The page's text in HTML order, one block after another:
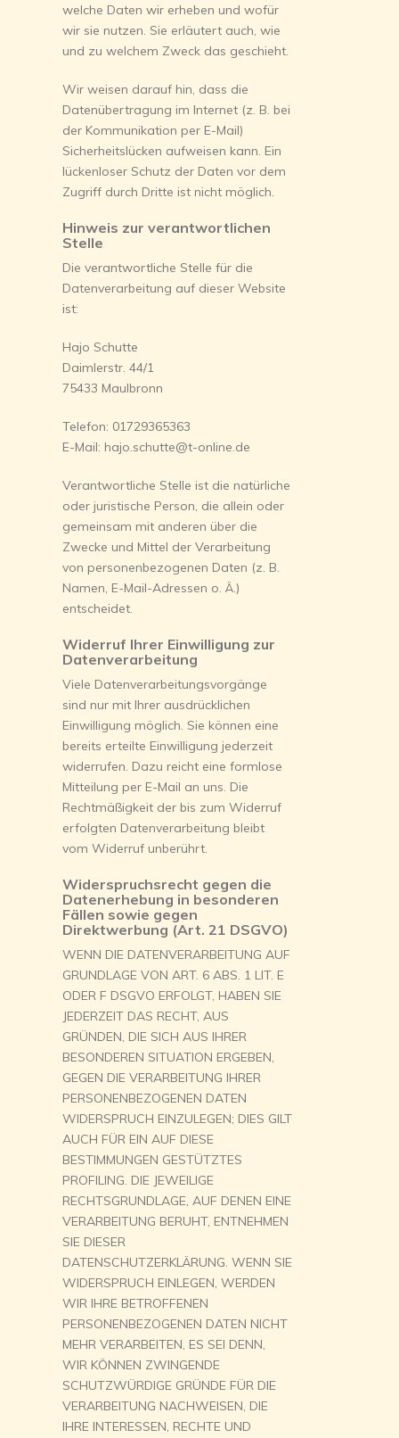
welche Daten wir erheben und wofür
wir sie nutzen. Sie erläutert auch, wie
und zu welchem Zweck das geschieht.
Wir weisen darauf hin, dass die
Datenübertragung im Internet (z. B. bei
der Kommunikation per E-Mail)
Sicherheitslücken aufweisen kann. Ein
lückenloser Schutz der Daten vor dem
Zugriff durch Dritte ist nicht möglich.
Hinweis zur verantwortlichen
Stelle
Die verantwortliche Stelle für die
Datenverarbeitung auf dieser Website
ist:
Hajo Schutte
Daimlerstr. 44/1
75433 Maulbronn
Telefon: 01729365363
E-Mail: hajo.schutte@t-online.de
Verantwortliche Stelle ist die natürliche
oder juristische Person, die allein oder
gemeinsam mit anderen über die
Zwecke und Mittel der Verarbeitung
von personenbezogenen Daten (z. B.
Namen, E-Mail-Adressen o. Ä.)
entscheidet.
Widerruf Ihrer Einwilligung zur
Datenverarbeitung
Viele Datenverarbeitungsvorgänge
sind nur mit Ihrer ausdrücklichen
Einwilligung möglich. Sie können eine
bereits erteilte Einwilligung jederzeit
widerrufen. Dazu reicht eine formlose
Mitteilung per E-Mail an uns. Die
Rechtmäßigkeit der bis zum Widerruf
erfolgten Datenverarbeitung bleibt
vom Widerruf unberührt.
Widerspruchsrecht gegen die
Datenerhebung in besonderen
Fällen sowie gegen
Direktwerbung (Art. 21 DSGVO)
WENN DIE DATENVERARBEITUNG AUF
GRUNDLAGE VON ART. 6 ABS. 1 LIT. E
ODER F DSGVO ERFOLGT, HABEN SIE
JEDERZEIT DAS RECHT, AUS
GRÜNDEN, DIE SICH AUS IHRER
BESONDEREN SITUATION ERGEBEN,
GEGEN DIE VERARBEITUNG IHRER
PERSONENBEZOGENEN DATEN
WIDERSPRUCH EINZULEGEN; DIES GILT
AUCH FÜR EIN AUF DIESE
BESTIMMUNGEN GESTÜTZTES
PROFILING. DIE JEWEILIGE
RECHTSGRUNDLAGE, AUF DENEN EINE
VERARBEITUNG BERUHT, ENTNEHMEN
SIE DIESER
DATENSCHUTZERKLÄRUNG. WENN SIE
WIDERSPRUCH EINLEGEN, WERDEN
WIR IHRE BETROFFENEN
PERSONENBEZOGENEN DATEN NICHT
MEHR VERARBEITEN, ES SEI DENN,
WIR KÖNNEN ZWINGENDE
SCHUTZWÜRDIGE GRÜNDE FÜR DIE
VERARBEITUNG NACHWEISEN, DIE
IHRE INTERESSEN, RECHTE UND